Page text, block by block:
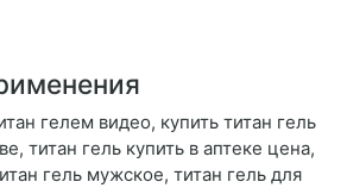
гелем видео, купить титан гель
титан гель купить в аптеке цена,
гель мужское, титан гель для